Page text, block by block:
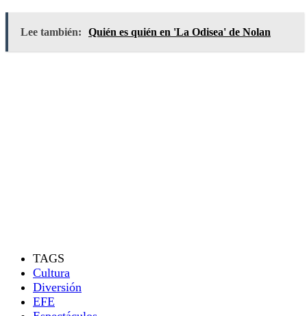
Lee también: Quién es quién en 'La Odisea' de Nolan
TAGS
Cultura
Diversión
EFE